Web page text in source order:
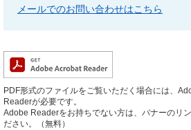
メールでのお問い合わせはこちら
PDF形式のファイルをご覧いただく場合には、
Readerが必要です。
Adobe Readerをお持ちでない方は、バナーのリ
ださい。（無料）